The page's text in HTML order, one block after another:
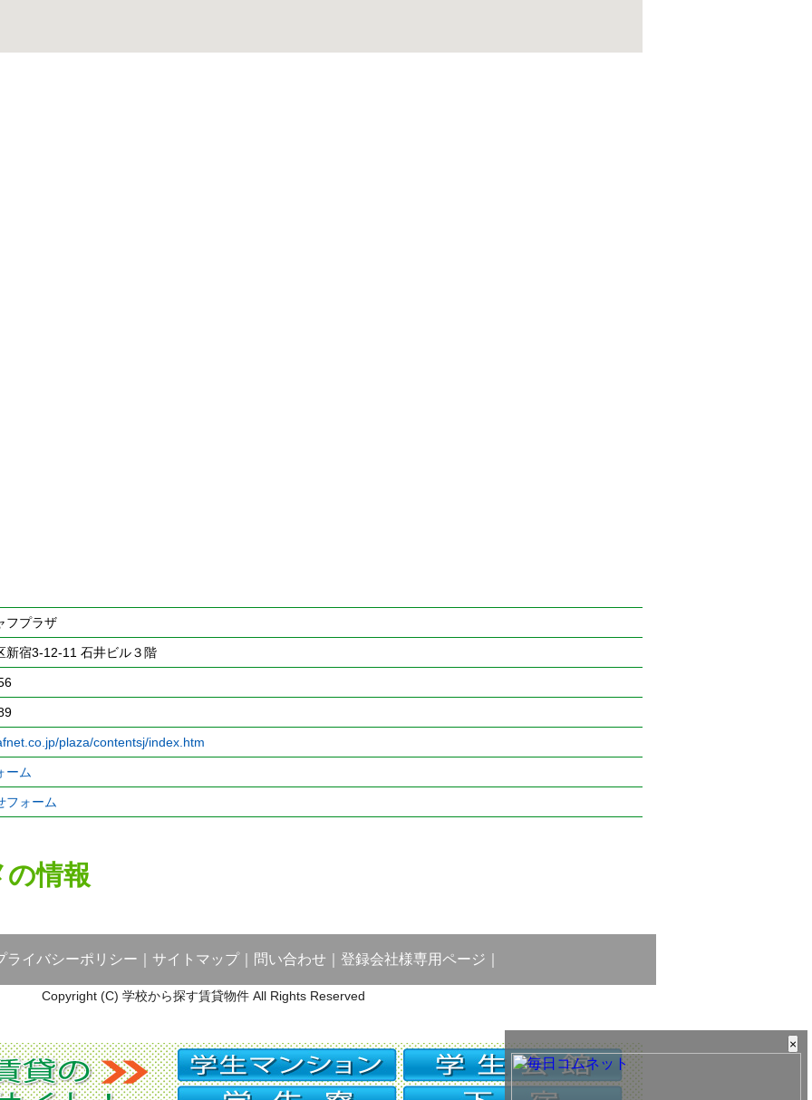
フプラザ
新宿3-12-11 石井ビル３階
plaza/contentsj/index.htm
ーム
フォーム
情報
ライバシーポリシー サイトマップ｜ 問い合わせ 登録会社様専用ページ
Copyright (C) 学校から探す賃貸物件 All Rights Reserved